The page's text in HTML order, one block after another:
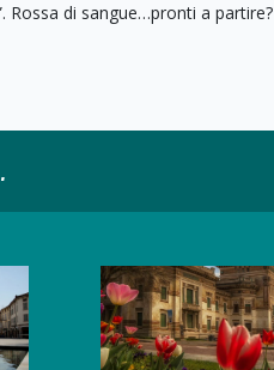
Rossa di sangue…pronti a partire?